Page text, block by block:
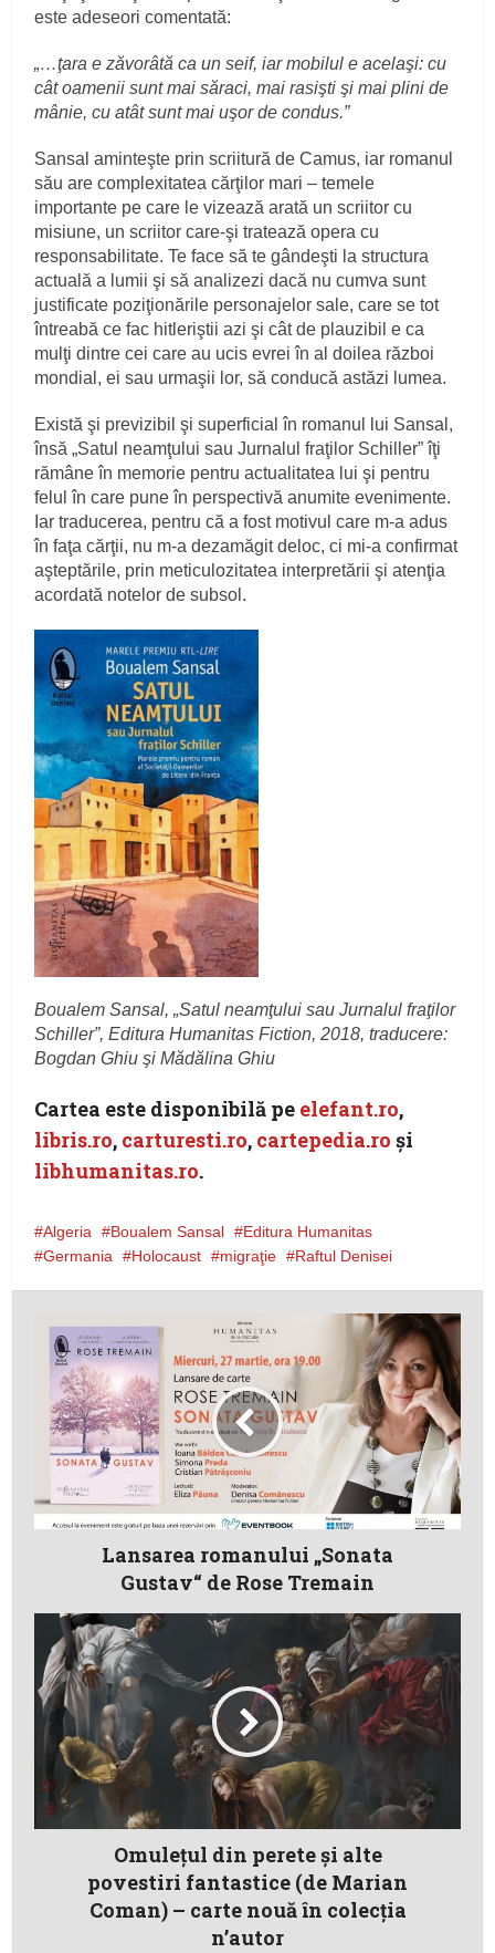
este adeseori comentată:
„…ţara e zăvorâtă ca un seif, iar mobilul e acelaşi: cu
cât oamenii sunt mai săraci, mai rasişti şi mai plini de
mânie, cu atât sunt mai uşor de condus.”
Sansal aminteşte prin scriitură de Camus, iar romanul
său are complexitatea cărţilor mari – temele
importante pe care le vizează arată un scriitor cu
misiune, un scriitor care-şi tratează opera cu
responsabilitate. Te face să te gândeşti la structura
actuală a lumii şi să analizezi dacă nu cumva sunt
justificate poziţionările personajelor sale, care se tot
întreabă ce fac hitleriştii azi şi cât de plauzibil e ca
mulţi dintre cei care au ucis evrei în al doilea război
mondial, ei sau urmaşii lor, să conducă astăzi lumea.
Există şi previzibil şi superficial în romanul lui Sansal,
însă „Satul neamţului sau Jurnalul fraţilor Schiller” îţi
rămâne în memorie pentru actualitatea lui şi pentru
felul în care pune în perspectivă anumite evenimente.
Iar traducerea, pentru că a fost motivul care m-a adus
în faţa cărţii, nu m-a dezamăgit deloc, ci mi-a confirmat
aşteptările, prin meticulozitatea interpretării şi atenţia
acordată notelor de subsol.
Boualem Sansal, „Satul neamţului sau Jurnalul fraţilor
Schiller”, Editura Humanitas Fiction, 2018, traducere:
Bogdan Ghiu şi Mădălina Ghiu
Cartea este disponibilă pe elefant.ro,
libris.ro, carturesti.ro, cartepedia.ro şi
libhumanitas.ro.
Algeria Boualem Sansal
Editura Humanitas
Germania
Holocaust migraţie Raftul Denisei
Lansarea romanului „Sonata
Gustav“ de Rose Tremain
Omulețul din perete și alte
povestiri fantastice (de Marian
Coman) – carte nouă în colecția
n’autor